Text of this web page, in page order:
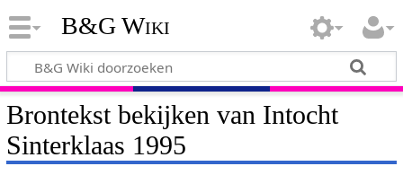
B&G Wiki
Brontekst bekijken van Intocht
Sinterklaas 1995